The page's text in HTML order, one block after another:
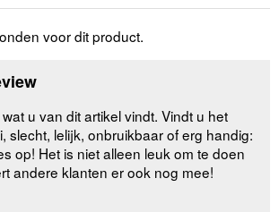
voor dit product.
u van dit artikel vindt. Vindt u het
slecht, lelijk, onbruikbaar of erg handig:
op! Het is niet alleen leuk om te doen
andere klanten er ook nog mee!